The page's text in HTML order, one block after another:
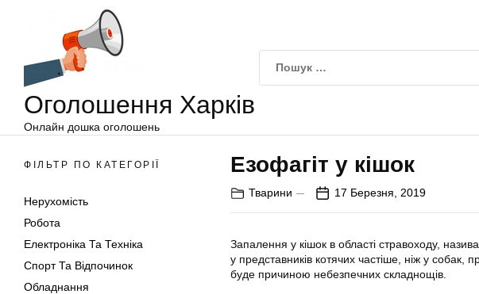
Оголошення Харків
Онлайн дошка оголошень
ФІЛЬТР ПО КАТЕГОРІЇ
Нерухомість
Робота
Електроніка Та Техніка
Спорт Та Відпочинок
Обладнання
Езофагіт у кішок
Тварини 17 Березня, 2019
Запалення у кішок в області стравоходу,
у представників котячих частіше, ніж у собак,
буде причиною небезпечних складнощів.